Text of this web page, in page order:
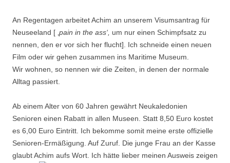
An Regentagen arbeitet Achim an unserem Visumsantrag für
Neuseeland [ ‚ pain in the ass‘, um nur einen Schimpfsatz zu
nennen, den er vor sich her flucht]. Ich schneide einen neuen
Film oder wir gehen zusammen ins Maritime Museum.
Wir wohnen, so nennen wir die Zeiten, in denen der normale
Alltag passiert.
Ab einem Alter von 60 Jahren gewährt Neukaledonien
Senioren einen Rabatt in allen Museen. Statt 8,50 Euro kostet
es 6,00 Euro Eintritt. Ich bekomme somit meine erste offizielle
Senioren-Ermäßigung. Auf Zuruf. Die junge Frau an der Kasse
glaubt Achim aufs Wort. Ich hätte lieber meinen Ausweis zeigen